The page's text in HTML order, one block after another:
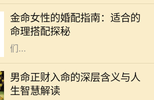
金命女性的婚配指南：适合的
命理搭配探秘
泛用于分析一个人的命运。在这些命
理中，五行是极其重要的概念。金命
女性，象征着坚韧、果敢与智慧，她
们...
男命正财入命的深层含义与人
生智慧解读
在中国传统命理学中，命理的组合和
分析无不与八字密切相关。对于男命
而言，正财的入命，不仅是财富的象
征，更深层次上反映了一个人的人生